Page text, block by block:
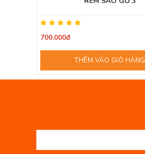
700.000đ
THÊM VÀO GIỎ HÀNG